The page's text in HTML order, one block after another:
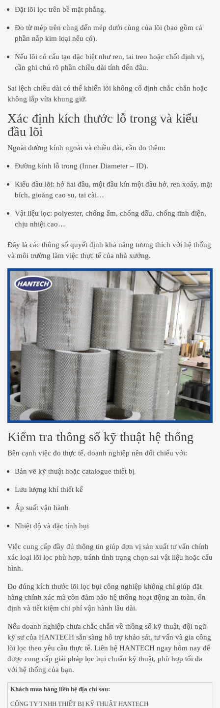
Đặt lõi lọc trên bề mặt phẳng.
Đo từ mép trên cùng đến mép dưới cùng của lõi (bao gồm cả
phần nắp kim loại nếu có).
Nếu lõi có cấu tạo đặc biệt như ren, tai treo hoặc chốt định vị,
cần ghi chú rõ phần chiều dài tính đến đâu.
Sai lệch chiều dài có thể khiến lõi không cố định chắc chắn hoặc
không lắp vừa khung giữ.
Xác định kích thước lỗ trong và kiểu
đầu lõi
Ngoài đường kính ngoài và chiều dài, cần đo thêm:
Đường kính lỗ trong (Inner Diameter – ID).
Kiểu đầu lõi: hở hai đầu, một đầu kín một đầu hở, ren xoáy, mặt
bích, gioăng cao su, tai cài…
Vật liệu lọc: polyester, chống ẩm, chống dầu, chống tĩnh điện,
chịu nhiệt cao…
Đây là các thông số quyết định khả năng tương thích với hệ thống
và môi trường làm việc thực tế của nhà xưởng.
Kiểm tra thông số kỹ thuật hệ thống
Bên cạnh việc đo thực tế, doanh nghiệp nên đối chiếu với:
Bản vẽ kỹ thuật hoặc catalogue thiết bị
Lưu lượng khí thiết kế
Áp suất vận hành
Nhiệt độ và đặc tính bụi
Việc cung cấp đầy đủ thông tin giúp đơn vị sản xuất tư vấn chính
xác loại lõi lọc phù hợp, tránh tình trạng chọn sai vật liệu hoặc cấu
hình.
Đo đúng kích thước lõi lọc bụi công nghiệp không chỉ giúp đặt
hàng chính xác mà còn đảm bảo hệ thống hoạt động an toàn, ổn
định và tiết kiệm chi phí vận hành lâu dài.
Nếu doanh nghiệp chưa chắc chắn về thông số kỹ thuật, đội ngũ
kỹ sư của HANTECH sẵn sàng hỗ trợ khảo sát, tư vấn và gia công
lõi lọc theo yêu cầu thực tế. Liên hệ HANTECH ngay hôm nay để
được cung cấp giải pháp lọc bụi chuẩn kỹ thuật, phù hợp tối đa
với hệ thống của bạn.
Khách mua hàng liên hệ địa chỉ sau:
CÔNG TY TNHH THIẾT BỊ KỸ THUẬT HANTECH